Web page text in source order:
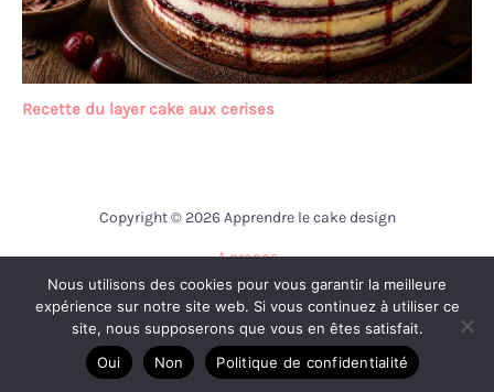
Recette du layer cake aux cerises
Copyright © 2026 Apprendre le cake design
A propos
Contact
Mentions légales
Politique de confidentialité
Nous utilisons des cookies pour vous garantir la meilleure
expérience sur notre site web. Si vous continuez à utiliser ce
site, nous supposerons que vous en êtes satisfait.
Oui
Non Politique de confidentialité